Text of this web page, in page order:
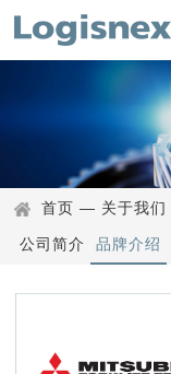
首页 — 关于我们
公司简介 品牌介绍